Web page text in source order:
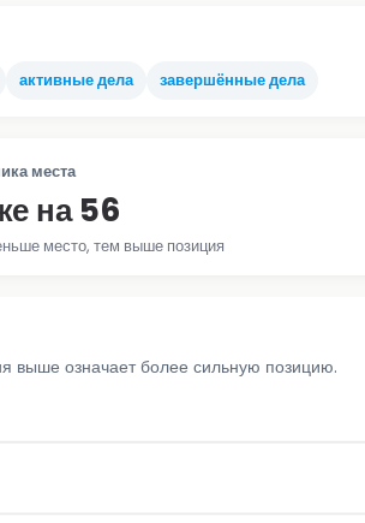
активные дела завершённые дела
места
на 56
место, тем выше позиция
выше означает более сильную позицию.